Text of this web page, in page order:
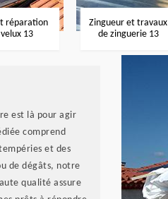
réparation
13
Zingueur et travaux
de zinguerie 13
est là pour agir
comprend
et des
de dégâts, notre
qualité assure